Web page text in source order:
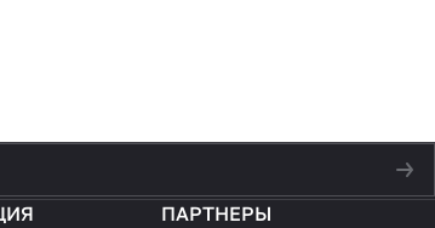
ПАРТНЕРЫ